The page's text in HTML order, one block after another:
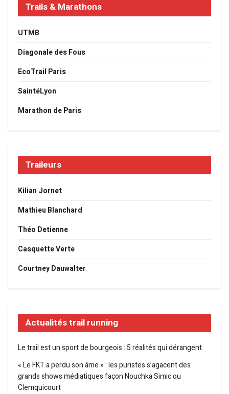
Trails & Marathons
UTMB
Diagonale des Fous
EcoTrail Paris
SaintéLyon
Marathon de Paris
Traileurs
Kilian Jornet
Mathieu Blanchard
Théo Detienne
Casquette Verte
Courtney Dauwalter
Actualités trail running
Le trail est un sport de bourgeois : 5 réalités qui dérangent
« Le FKT a perdu son âme » : les puristes s’agacent des
grands shows médiatiques façon Nouchka Simic ou
Clemquicourt